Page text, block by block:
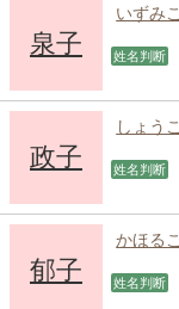
泉子
いずみこ
姓名判断
政子
しょうこ
姓名判断
郁子
かほるこ
姓名判断